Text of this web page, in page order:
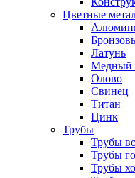
Цветные
Латунь
Медный
Олово
Свинец
Титан
Цинк
Трубы
Трубы
Трубы
Трубы